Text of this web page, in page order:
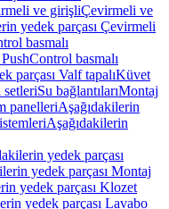
ve girişliÇevirmeli ve
yedek parçası Çevirmeli
basmalı
basmalı
parçası Valf tapalıKüvet
setleriSu bağlantılarıMontaj
panelleriAşağıdakilerin
Aşağıdakilerin
yedek parçası
yedek parçası Montaj
yedek parçası Klozet
yedek parçası Lavabo